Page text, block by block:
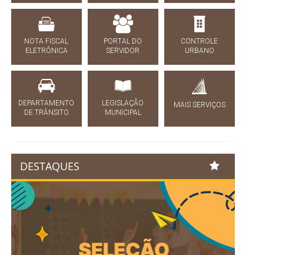
NOTA FISCAL
ELETRÔNICA
PORTAL DO
SERVIDOR
CONTROLE
URBANO
DEPARTAMENTO
DE TRÂNSITO
LEGISLAÇÃO
MUNICIPAL
MAIS SERVIÇOS
DESTAQUES